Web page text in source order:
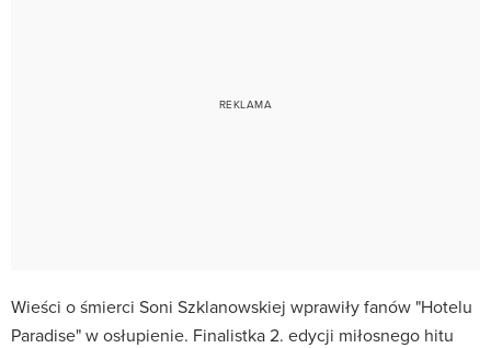
Wieści o śmierci Soni Szklanowskiej wprawiły fanów "Hotelu
Paradise" w osłupienie. Finalistka 2. edycji miłosnego hitu